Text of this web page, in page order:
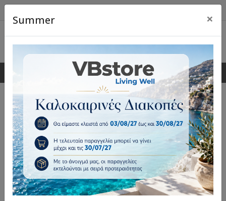
0 0
Κιόσκια κήπου
Μοναδική ποικιλία και υψηλή ποιότητα
κατασκευής κιόσκια κήπου για κάθε οικιακό και
επαγγελματικό χώρο.
Επέλεξε φίλτρα
Summer ×